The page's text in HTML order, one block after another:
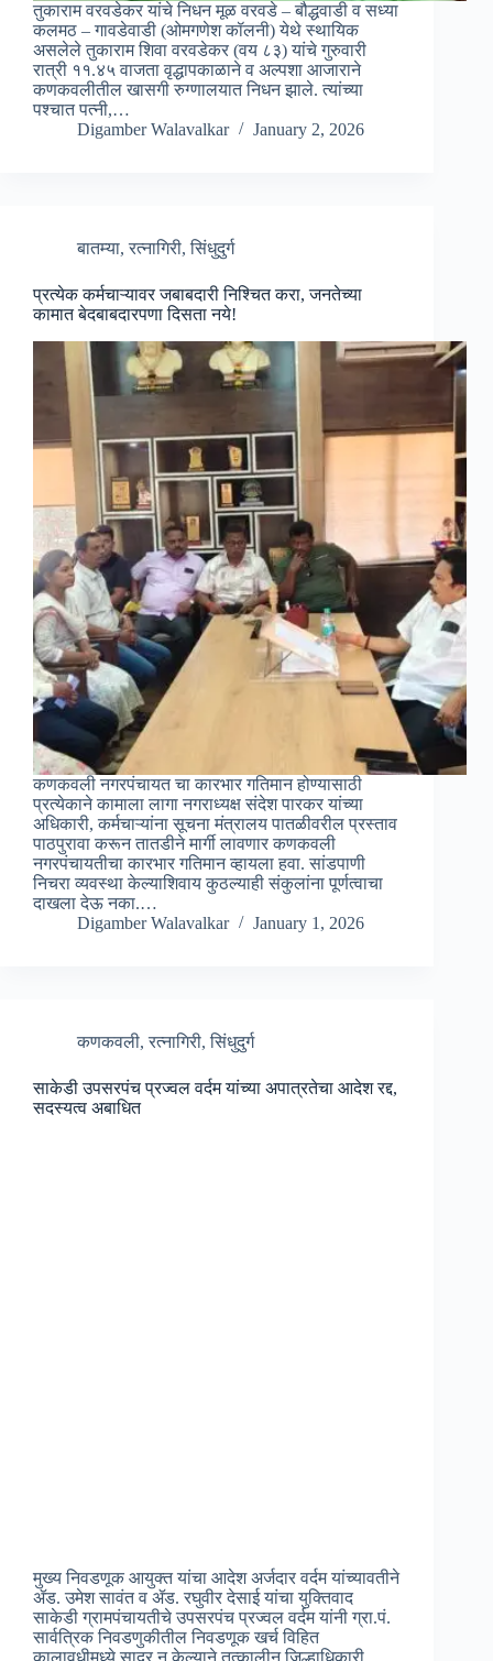
तुकाराम वरवडेकर यांचे निधन मूळ वरवडे – बौद्धवाडी व सध्या
कलमठ – गावडेवाडी (ओमगणेश कॉलनी) येथे स्थायिक
असलेले तुकाराम शिवा वरवडेकर (वय ८३) यांचे गुरुवारी
रात्री ११.४५ वाजता वृद्धापकाळाने व‌ अल्पशा आजाराने
कणकवलीतील खासगी रुग्णालयात निधन झाले. त्यांच्या
पश्चात पत्नी,…
Digamber Walavalkar
January 2, 2026
बातम्या,रत्नागिरी,सिंधुदुर्ग
प्रत्येक कर्मचाऱ्यावर जबाबदारी निश्चित करा, जनतेच्या
कामात बेदबाबदारपणा दिसता नये!
कणकवली नगरपंचायत चा कारभार गतिमान होण्यासाठी
प्रत्येकाने कामाला लागा नगराध्यक्ष संदेश पारकर यांच्या
अधिकारी, कर्मचाऱ्यांना सूचना मंत्रालय पातळीवरील प्रस्ताव
पाठपुरावा करून तातडीने मार्गी लावणार कणकवली
नगरपंचायतीचा कारभार गतिमान व्हायला हवा. सांडपाणी
निचरा व्यवस्था केल्याशिवाय कुठल्‍याही संकुलांना पूर्णत्‍वाचा
दाखला देऊ नका.…
Digamber Walavalkar
January 1, 2026
कणकवली,रत्नागिरी,सिंधुदुर्ग
साकेडी उपसरपंच प्रज्वल वर्दम यांच्या अपात्रतेचा आदेश रद्द,
सदस्यत्व अबाधित
मुख्य निवडणूक आयुक्त यांचा आदेश अर्जदार वर्दम यांच्यावतीने
ॲड. उमेश सावंत व ॲड. रघुवीर देसाई यांचा युक्तिवाद
साकेडी ग्रामपंचायतीचे उपसरपंच प्रज्वल वर्दम यांनी ग्रा.पं.
सार्वत्रिक निवडणुकीतील निवडणूक खर्च विहित